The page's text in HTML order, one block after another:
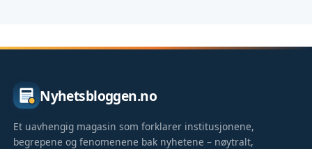
Nyhetsbloggen.no
Et uavhengig magasin som forklarer institusjonene,
begrepene og fenomenene bak nyhetene – nøytralt,